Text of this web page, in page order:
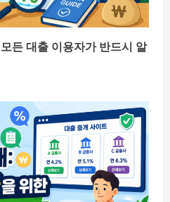
든 대출 이용자가 반드시 알